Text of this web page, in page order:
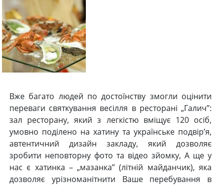
Вже багато людей по достоїнству змогли оцінити
переваги святкування весілля в ресторані „Галич”:
зал ресторану, який з легкістю вміщує 120 осіб,
умовно поділено на хатину та українське подвір’я,
автентичний дизайн закладу, який дозволяє
зробити неповторну фото та відео зйомку, А ще у
нас є хатинка – „мазанка” (літній майданчик), яка
дозволяє урізноманітнити Ваше перебування в